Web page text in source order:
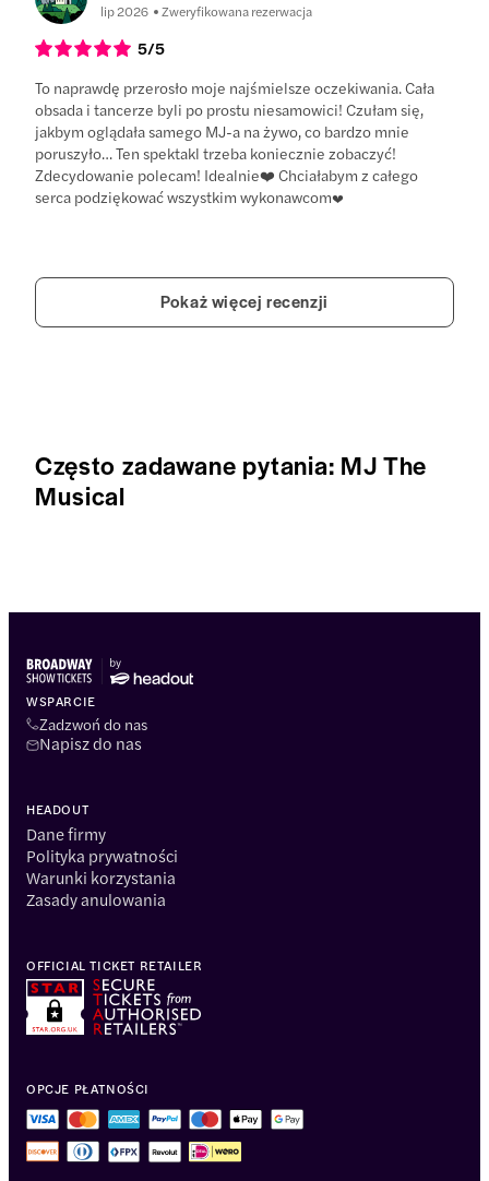
lip 2026 Zweryfikowana rezerwacja
5/5
To naprawdę przerosło moje najśmielsze oczekiwania. Cała
obsada i tancerze byli po prostu niesamowici! Czułam się,
jakbym oglądała samego MJ-a na żywo, co bardzo mnie
poruszyło… Ten spektakl trzeba koniecznie zobaczyć!
Zdecydowanie polecam! Idealnie❤️ Chciałabym z całego
serca podziękować wszystkim wykonawcom♥️
Pokaż więcej recenzji
Często zadawane pytania: MJ The
Musical
WSPARCIE
Zadzwoń do nas
Napisz do nas
HEADOUT
Dane firmy
Polityka prywatności
Warunki korzystania
Zasady anulowania
OPCJE PŁATNOŚCI
OFFICIAL TICKET RETAILER